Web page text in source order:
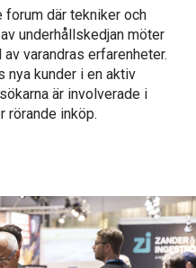
forum där tekniker och
underhållskedjan möter
varandras erfarenheter.
nya kunder i en aktiv
är involverade i
rörande inköp.